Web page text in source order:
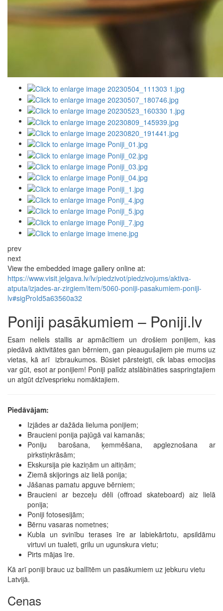
prev
next
View the embedded image gallery online at:
https://www.visit.jelgava.lv/lv/piedzivot/piedzivojums/aktiva-
atputa/izjades-ar-zirgiem/item/5060-poniji-pasakumiem-poniji-
lv#sigProId5a63560a32
Poniji pasākumiem – Poniji.lv
Esam neliels stallis ar apmācītiem un drošiem ponijiem, kas
piedāvā aktivitātes gan bērniem, gan pieaugušajiem pie mums uz
vietas, kā arī izbraukumos. Būsiet pārsteigti, cik labas emocijas
var gūt, esot ar ponijiem! Poniji palīdz atslābināties saspringtajiem
un atgūt dzīvesprieku nomāktajiem.
Piedāvājam:
Izjādes ar dažāda lieluma ponijiem;
Braucieni ponija pajūgā vai kamanās;
Poniju barošana, ķemmēšana, apgleznošana ar
pirkstiņkrāsām;
Ekskursija pie kaziņām un aitiņām;
Ziemā skijorings aiz lielā ponija;
Jāšanas pamatu apguve bērniem;
Braucieni ar bezceļu dēli (offroad skateboard) aiz lielā
ponija;
Poniji fotosesijām;
Bērnu vasaras nometnes;
Kubla un svinību terases īre ar labiekārtotu, apsildāmu
virtuvi un tualeti, grilu un ugunskura vietu;
Pirts mājas īre.
Kā arī poniji brauc uz ballītēm un pasākumiem uz jebkuru vietu
Latvijā.
Cenas